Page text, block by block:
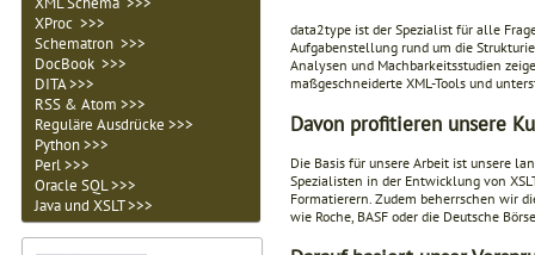
XProc >>>
Schematron >>>
DocBook >>>
DITA >>>
RSS & Atom >>>
Reguläre Ausdrücke >>>
Python >>>
Perl >>>
Oracle SQL >>>
Java und XSLT >>>
data2type ist der Spezialist für alle
Aufgabenstellung rund um die
Analysen und Machbarkeitsstudien
maßgeschneiderte XML-Tools und
Davon profitieren unsere
Die Basis für unsere Arbeit ist unsere
Spezialisten in der Entwicklung von
Formatierern. Zudem beherrschen wir
wie Roche, BASF oder die Deutsche